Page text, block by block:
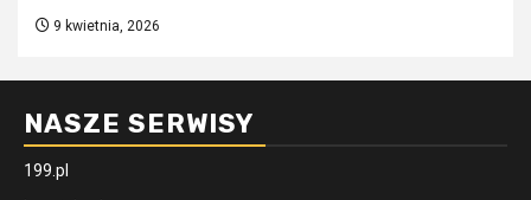
9 kwietnia, 2026
NASZE SERWISY
199.pl